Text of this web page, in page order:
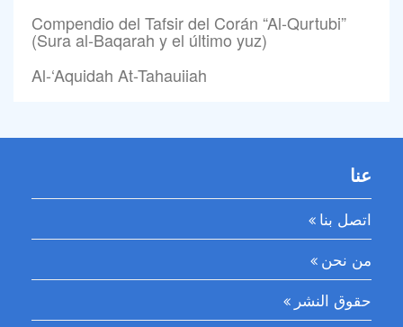
Compendio del Tafsir del Corán “Al-Qurtubi”
(Sura al-Baqarah y el último yuz)
Al-‘Aquidah At-Tahauiiah
عنا
اتصل بنا
من نحن
حقوق النشر